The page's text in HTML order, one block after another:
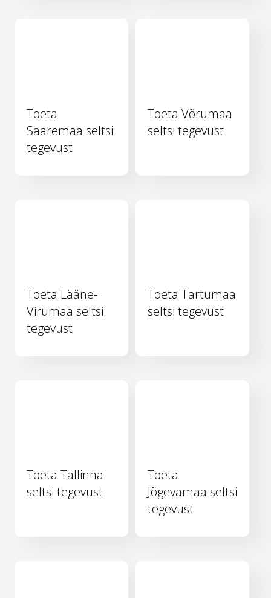
Toeta
Saaremaa seltsi
tegevust
Toeta Võrumaa
seltsi tegevust
Toeta Lääne-
Virumaa seltsi
tegevust
Toeta Tartumaa
seltsi tegevust
Toeta Tallinna
seltsi tegevust
Toeta
Jõgevamaa seltsi
tegevust